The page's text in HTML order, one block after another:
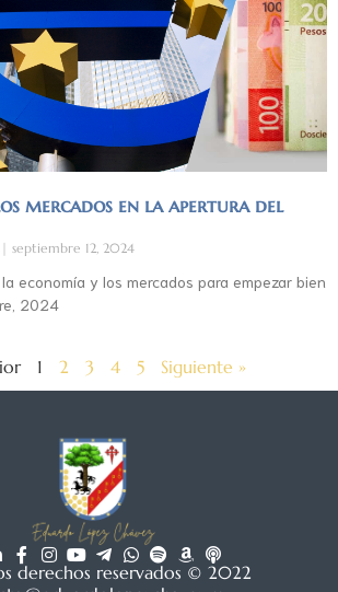
mercados en la apertura del
septiembre 12, 2024
economía y los mercados para empezar bien
2024
1 2 3 4 5 Siguiente »
derechos reservados © 2022